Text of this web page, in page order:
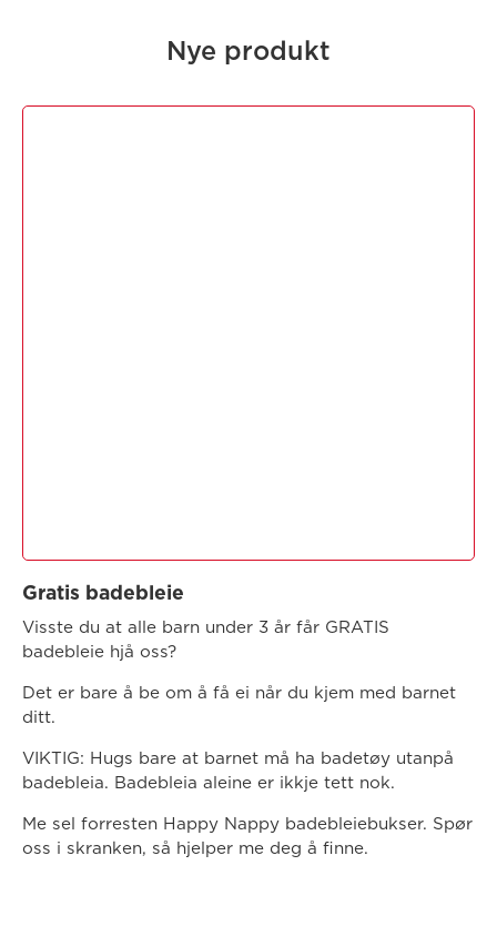
Nye produkt
Gratis badebleie
Visste du at alle barn under 3 år får GRATIS
badebleie hjå oss?
Det er bare å be om å få ei når du kjem med barnet
ditt.
VIKTIG: Hugs bare at barnet må ha badetøy utanpå
badebleia. Badebleia aleine er ikkje tett nok.
Me sel forresten Happy Nappy badebleiebukser. Spør
oss i skranken, så hjelper me deg å finne.